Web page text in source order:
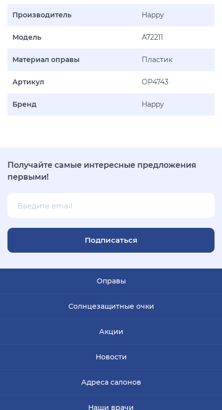
Производитель Happy
Модель A72211
Материал оправы Пластик
Артикул OP4743
Бренд Happy
Получайте самые интересные предложения
первыми!
Подписаться
Оправы
Солнцезащитные очки
Акции
Новости
Адреса салонов
Наши врачи